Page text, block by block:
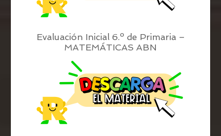
Evaluación Inicial 6.º de Primaria –
MATEMÁTICAS ABN